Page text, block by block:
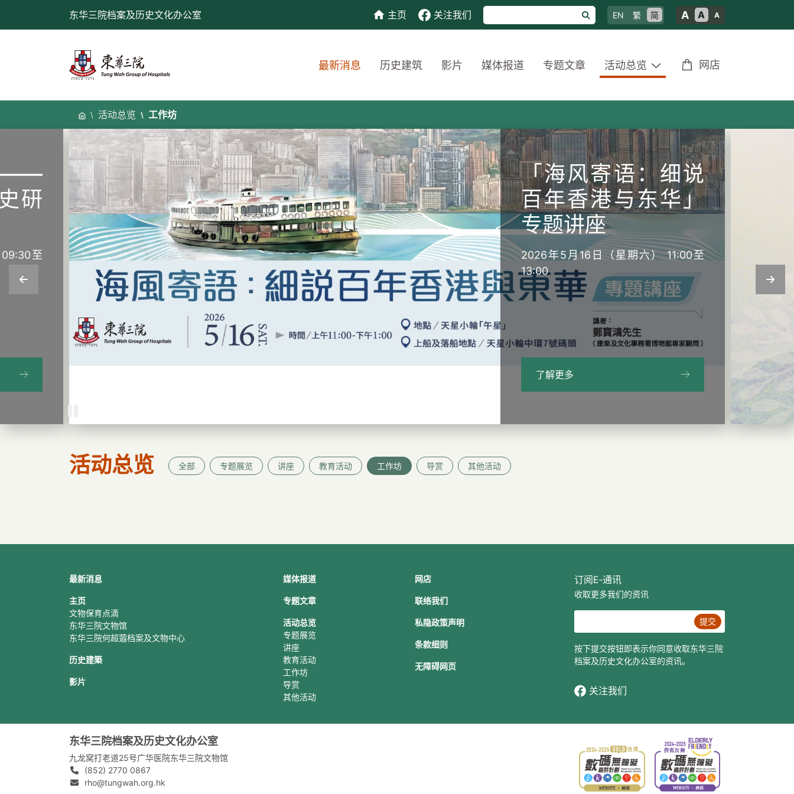
东华三院档案及历史文化办公室 主页 关注我们 EN 繁 简 A A A
最新消息 历史建筑 影片 媒体报道 专题文章 活动总览 网店
活动总览 工作坊
——
研
至
「海风寄语：细说
百年香港与东华」
专题讲座
2026年5月16日（星期六） 11:00至
13:00
了解更多
活动总览 全部 专题展览 讲座 教育活动 工作坊 导赏 其他活动
最新消息
主页
文物保育点滴
东华三院文物馆
东华三院何超蕸档案及文物中心
历史建築
影片
媒体报道
专题文章
活动总览
专题展览
讲座
教育活动
工作坊
导赏
其他活动
网店
联络我们
私隐政策声明
条款细则
无障碍网页
订阅E‐通讯
收取更多我们的资讯
提交
按下提交按钮即表示你同意收取东华三院
档案及历史文化办公室的资讯。
关注我们
东华三院档案及历史文化办公室
九龙窝打老道25号广华医院东华三院文物馆
(852) 2770 0867
rho@tungwah.org.hk